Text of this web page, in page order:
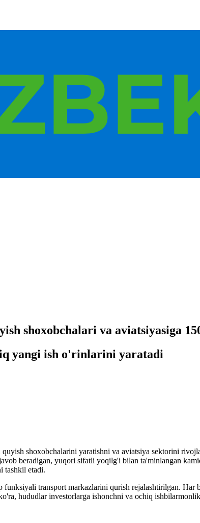
shoxobchalari va aviatsiyasiga
yangi ish o'rinlarini yaratadi
shoxobchalarini yaratishni va aviatsiya sektorini
beradigan, yuqori sifatli yoqilg'i bilan ta'minlangan
tashkil etadi.
transport markazlarini qurish rejalashtirilgan.
hududlar investorlarga ishonchni va ochiq